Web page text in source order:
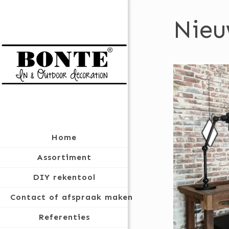
Home
Assortiment
DIY rekentool
Contact of afspraak maken
Referenties